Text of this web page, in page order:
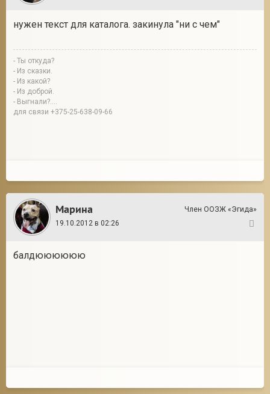
нужен текст для каталога. закинула "ни с чем"
- Ты откуда?
- Из сказки.
- Из какой?
- Из доброй.
- Выгнали?....
для связи +375-25-638-09-66
Марина
Член ООЗЖ «Эгида»
19.10.2012 в 02:26
балдюююююю